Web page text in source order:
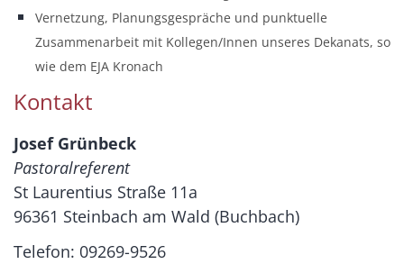
Vernetzung, Planungsgespräche und punktuelle
Zusammenarbeit mit Kollegen/Innen unseres Dekanats, so
wie dem EJA Kronach
Kontakt
Josef Grünbeck
Pastoralreferent
St Laurentius Straße 11a
96361 Steinbach am Wald (Buchbach)
Telefon: 09269-9526